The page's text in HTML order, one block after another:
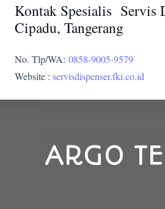
Kontak Spesialis Servis
Cipadu, Tangerang
No. Tlp/WA: 0858-9005-9579
Website : servisdispenser.fki.co.id
ARGO